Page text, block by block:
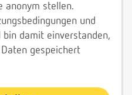
anonym stellen.
und
bin damit einverstanden,
gespeichert